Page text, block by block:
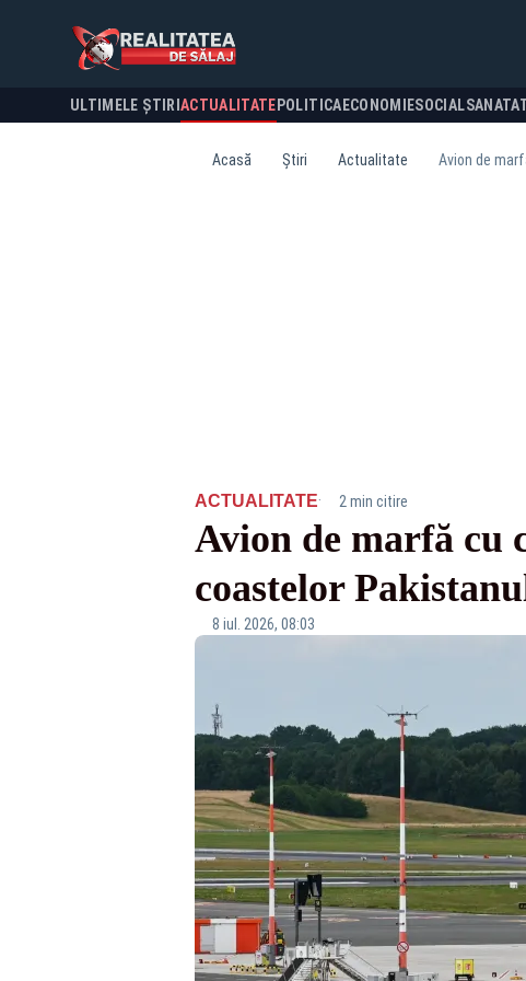
ULTIMELE ȘTIRI ACTUALITATE POLITICA ECONOMIESOCIAL
Acasă Știri Actualitate Avion de
ACTUALITATE· 2 min citire
Avion de marfă cu
coastelor
8 iul. 2026, 08:03